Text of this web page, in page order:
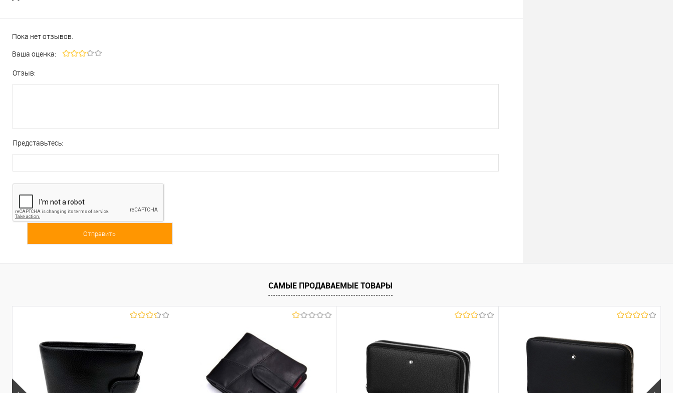
Пока нет отзывов.
Ваша оценка:
Отзыв:
Представьтесь:
САМЫЕ ПРОДАВАЕМЫЕ ТОВАРЫ